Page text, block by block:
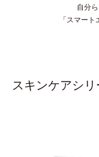
自分
「スマー
スキンケアシ